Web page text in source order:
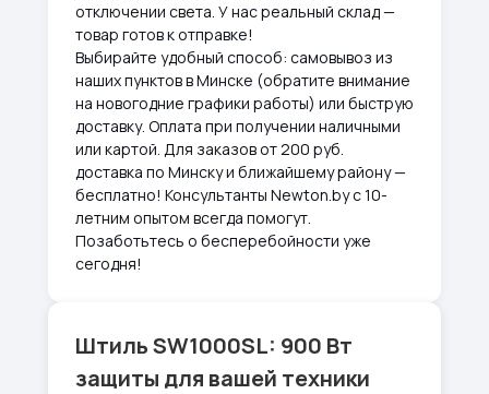
отключении света. У нас реальный склад —
товар готов к отправке!
Выбирайте удобный способ: самовывоз из
наших пунктов в Минске (обратите внимание
на новогодние графики работы) или быструю
доставку. Оплата при получении наличными
или картой. Для заказов от 200 руб.
доставка по Минску и ближайшему району —
бесплатно! Консультанты Newton.by с 10-
летним опытом всегда помогут.
Позаботьтесь о бесперебойности уже
сегодня!
Штиль SW1000SL: 900 Вт
защиты для вашей техники